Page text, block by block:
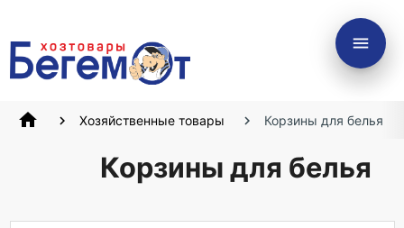
menu
home Хозяйственные товары Корзины для белья
Корзины для белья